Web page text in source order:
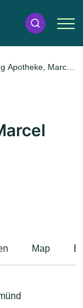
Apotheke, Marcel
Map